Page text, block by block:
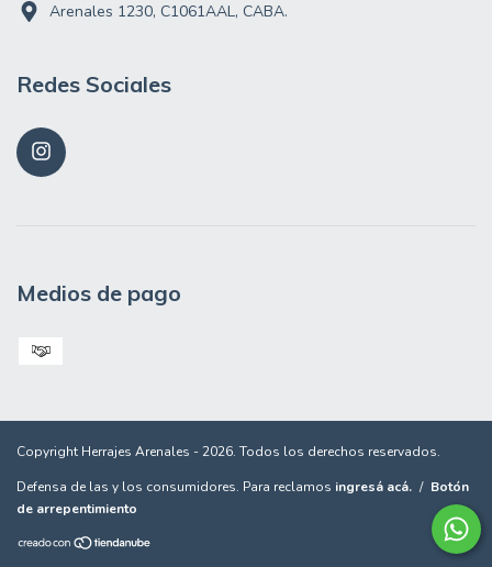
Arenales 1230, C1061AAL, CABA.
Redes Sociales
Medios de pago
Copyright Herrajes Arenales - 2026. Todos los derechos reservados.
Defensa de las y los consumidores. Para reclamos ingresá acá. / Botón
de arrepentimiento